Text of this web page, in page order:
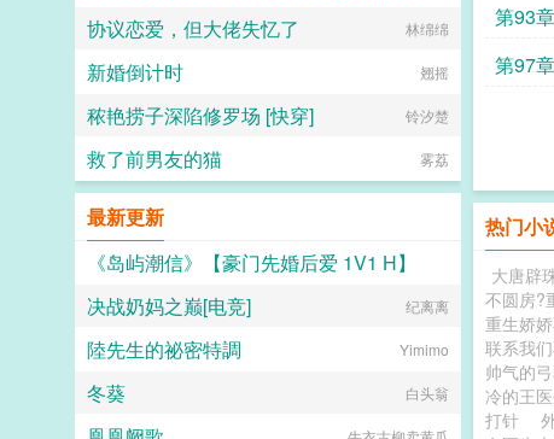
第93章
第97章
热门小
大唐辟
不圆房?
重生娇
联系我
帅气的
冷的王
打针
一脸糊涂
协议恋爱，但大佬失忆了 林绵绵
新婚倒计时 翘摇
秾艳捞子深陷修罗场 [快穿] 铃汐楚
救了前男友的猫 雾荔
最新更新
《岛屿潮信》【豪门先婚后爱 1V1 H】
AAA稻香村山楂锅盔
决战奶妈之巅[电竞] 纪离离
陸先生的祕密特調 Yimimo
冬葵 白头翁